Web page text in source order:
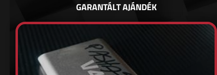
GARANTÁLT AJÁNDÉK